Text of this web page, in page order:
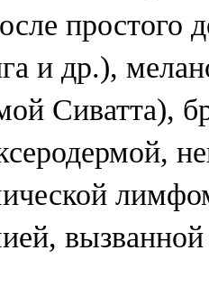
простого
и др.),
Сиватта),